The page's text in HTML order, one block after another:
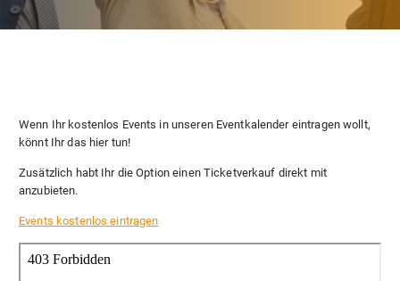
Wenn Ihr kostenlos Events in unseren Eventkalender eintragen wollt,
könnt Ihr das hier tun!
Zusätzlich habt Ihr die Option einen Ticketverkauf direkt mit
anzubieten.
Events kostenlos eintragen